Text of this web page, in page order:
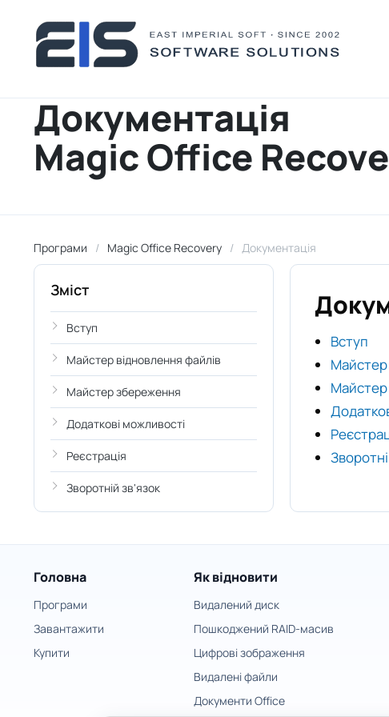
Документація
Magic Office
Програми Magic Office Recovery Документація
Вступ
Майстер
Зміст
Вступ
Майстер відновлення файлів
Майстер збереження
Додаткові можливості
Реєстрація
Зворотній зв'язок
Головна
Програми
Завантажити
Купити
Як відновити
Видалений диск
Пошкоджений RAID-масив
Цифрові зображення
Видалені файли
Документи Office